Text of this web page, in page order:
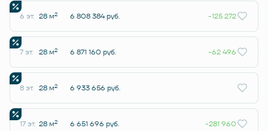
6 эт. 28 м2 6 808 384 руб. -125 272
7 эт. 28 м2 6 871 160 руб. -62 496
8 эт. 28 м2 6 933 656 руб.
17 эт. 28 м2 6 651 696 руб. -281 960